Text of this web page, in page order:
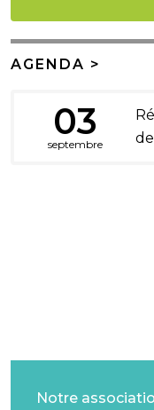
AGENDA >
03
septembre
Notre